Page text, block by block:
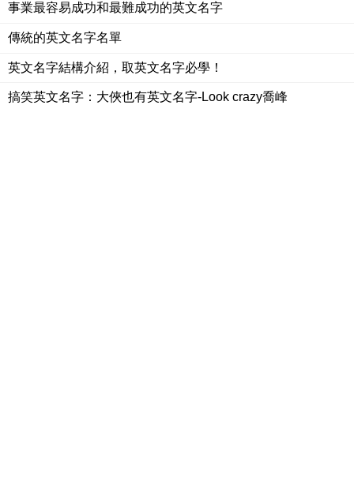
事業最容易成功和最難成功的英文名字
傳統的英文名字名單
英文名字結構介紹，取英文名字必學！
搞笑英文名字：大俠也有英文名字-Look crazy喬峰